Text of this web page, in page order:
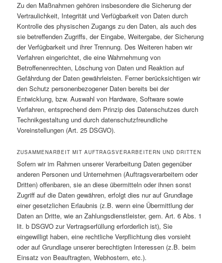
Zu den Maßnahmen gehören insbesondere die Sicherung der
Vertraulichkeit, Integrität und Verfügbarkeit von Daten durch
Kontrolle des physischen Zugangs zu den Daten, als auch des
sie betreffenden Zugriffs, der Eingabe, Weitergabe, der Sicherung
der Verfügbarkeit und ihrer Trennung. Des Weiteren haben wir
Verfahren eingerichtet, die eine Wahrnehmung von
Betroffenenrechten, Löschung von Daten und Reaktion auf
Gefährdung der Daten gewährleisten. Ferner berücksichtigen wir
den Schutz personenbezogener Daten bereits bei der
Entwicklung, bzw. Auswahl von Hardware, Software sowie
Verfahren, entsprechend dem Prinzip des Datenschutzes durch
Technikgestaltung und durch datenschutzfreundliche
Voreinstellungen (Art. 25 DSGVO).
ZUSAMMENARBEIT MIT AUFTRAGSVERARBEITERN UND DRITTEN
Sofern wir im Rahmen unserer Verarbeitung Daten gegenüber
anderen Personen und Unternehmen (Auftragsverarbeitern oder
Dritten) offenbaren, sie an diese übermitteln oder ihnen sonst
Zugriff auf die Daten gewähren, erfolgt dies nur auf Grundlage
einer gesetzlichen Erlaubnis (z.B. wenn eine Übermittlung der
Daten an Dritte, wie an Zahlungsdienstleister, gem. Art. 6 Abs. 1
lit. b DSGVO zur Vertragserfüllung erforderlich ist), Sie
eingewilligt haben, eine rechtliche Verpflichtung dies vorsieht
oder auf Grundlage unserer berechtigten Interessen (z.B. beim
Einsatz von Beauftragten, Webhostern, etc.).